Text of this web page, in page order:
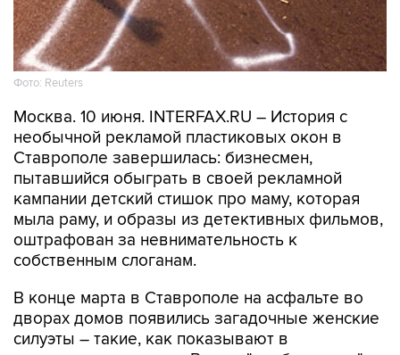
Фото: Reuters
Москва. 10 июня. INTERFAX.RU – История с
необычной рекламой пластиковых окон в
Ставрополе завершилась: бизнесмен,
пытавшийся обыграть в своей рекламной
кампании детский стишок про маму, которая
мыла раму, и образы из детективных фильмов,
оштрафован за невнимательность к
собственным слоганам.
В конце марта в Ставрополе на асфальте во
дворах домов появились загадочные женские
силуэты – такие, как показывают в